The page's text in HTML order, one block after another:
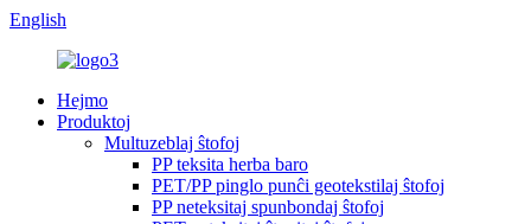
English
Hejmo
Produktoj
Multuzeblaj ŝtofoj
PP teksita herba baro
PET/PP pinglo punĉi geotekstilaj ŝtofoj
PP neteksitaj spunbondaj ŝtofoj